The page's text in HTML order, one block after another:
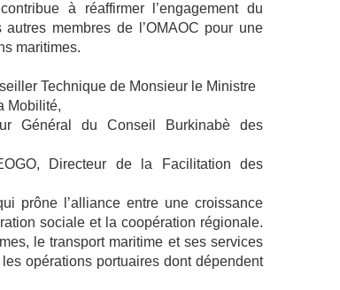
à réaffirmer l’engagement du
membres de l’OMAOC pour une
maritimes.
Technique de Monsieur le Ministre
Mobilité,
Général du Conseil Burkinabè des
Directeur de la Facilitation des
prône l’alliance entre une croissance
sociale et la coopération régionale.
le transport maritime et ses services
opérations portuaires dont dépendent